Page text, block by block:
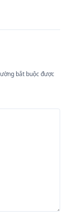
bắt buộc được